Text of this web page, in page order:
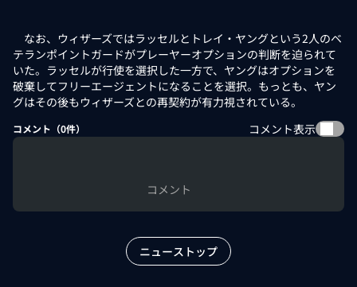
なお、ウィザーズではラッセルとトレイ・ヤングという2人のベ
テランポイントガードがプレーヤーオプションの判断を迫られて
いた。ラッセルが行使を選択した一方で、ヤングはオプションを
破棄してフリーエージェントになることを選択。もっとも、ヤン
グはその後もウィザーズとの再契約が有力視されている。
コメント（0件） コメント表示
コメント
ニューストップ